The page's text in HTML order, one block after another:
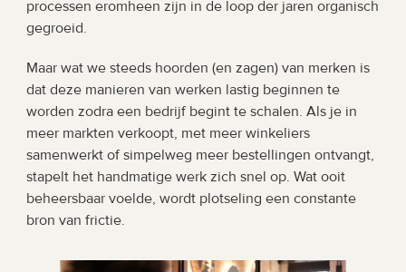
processen eromheen zijn in de loop der jaren organisch
gegroeid.
Maar wat we steeds hoorden (en zagen) van merken is
dat deze manieren van werken lastig beginnen te
worden zodra een bedrijf begint te schalen. Als je in
meer markten verkoopt, met meer winkeliers
samenwerkt of simpelweg meer bestellingen ontvangt,
stapelt het handmatige werk zich snel op. Wat ooit
beheersbaar voelde, wordt plotseling een constante
bron van frictie.